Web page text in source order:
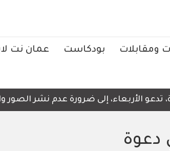
ومقابلات بودكاست عمان نت
إلى ضرورة عدم نشر الصور
دعوة